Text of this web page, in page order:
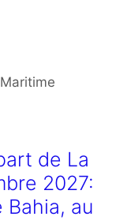
de La
2027:
au